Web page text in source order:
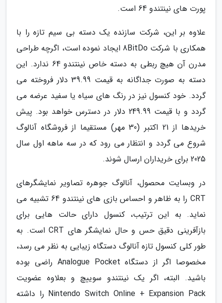
پورت های نینتندو 64 است.
علاوه بر این، شرکت سازنده یک دسته بی سیم تازه را با
همکاری با شرکت 8BitDo ایجاد نموده است، اگرچه طراحی
مدرن آن هیچ ربطی به دسته خاص نینتندو 64 ندارد. این
دسته به صورت جداگانه به قیمت 39.99 دلار فروخته می
گردد. خود کنسول نیز در رنگ های سیاه یا سفید عرضه می
گردد و با قیمت 249.99 دلار در دسترس خواهد بود. پیش
خریدها از 21 اکتبر (30 مهر) مستقیما از فروشگاه آنالوگ
شروع می گردد و انتظار می رود که در سه ماهه اول سال
2025 برای خریداران ارسال شوند.
در وبسایت محصول، آنالوگ جوهره تصاویر نمایشگرهای
CRT را به ظاهر و احساس بازی های نینتندو 64 تشبیه می
نماید. به این ترتیب، کنسول دارای حالت هایی برای
بازآفرینی دقیق حس و حال نمایشگر های CRT است. به
طور کلی کنسول تازه آنالوگ دستگاه زیبایی به نظر می رسد،
مخصوصا اگر از دستگاه Analogue Pocket راضی بوده
باشید. البته، اگر یک نینتندو سوییچ و بعلاوه عضویت
Nintendo Switch Online + Expansion Pack را داشته